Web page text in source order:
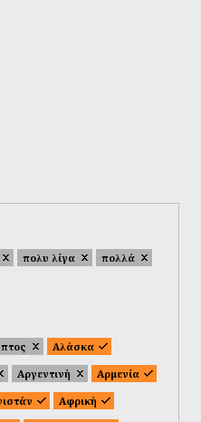
πολυ λίγα
πολλά
Αλάσκα
Αργεντινή
Αρμενία
Αφρική